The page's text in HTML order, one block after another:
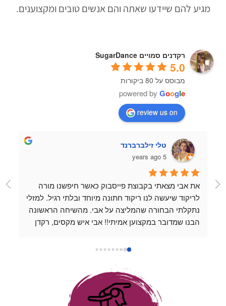
מגיע להם שיידעו שאתה והם אנשים טובים ומקצוענים.
רקדנים סמויים SugarDance
5.0
מבוסס על 80 ביקורות
powered by Google
review us on
טלי זילברברנד
5 years ago
החמיא לנו על הריקוד המדהים שלנו ❤️